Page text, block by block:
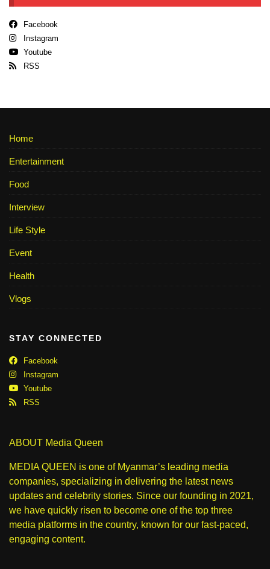
Facebook
Instagram
Youtube
RSS
Home
Entertainment
Food
Interview
Life Style
Event
Health
Vlogs
STAY CONNECTED
Facebook
Instagram
Youtube
RSS
ABOUT Media Queen
MEDIA QUEEN is one of Myanmar’s leading media
companies, specializing in delivering the latest news
updates and celebrity stories. Since our founding in 2021,
we have quickly risen to become one of the top three
media platforms in the country, known for our fast-paced,
engaging content.